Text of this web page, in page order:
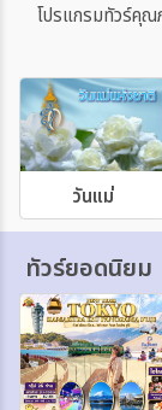
โปรแกรมทัวร์คุณ
วันแม่
ทัวร์ยอดนิยม